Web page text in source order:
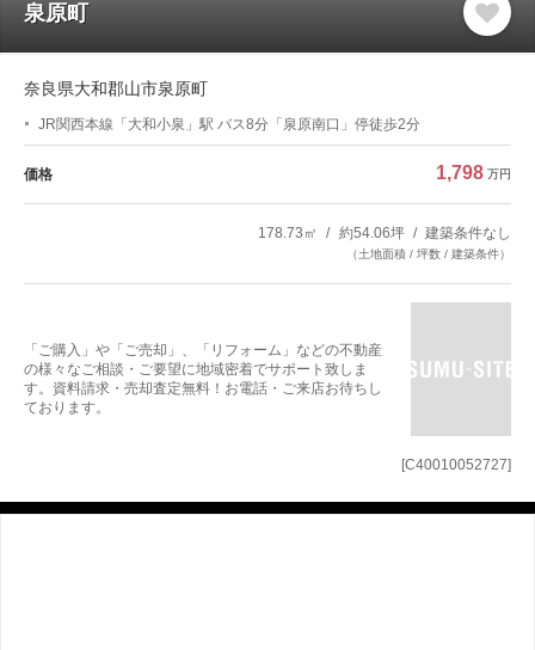
[C40010052727]
泉原町
奈良県大和郡山市泉原町
JR関西本線「大和小泉」駅 バス8分「泉原南口」停徒歩2分
価格 1,798 万円
178.73㎡ 約54.06坪 建築条件なし
（土地面積 / 坪数 / 建築条件）
「ご購入」や「ご売却」、「リフォーム」などの不動産
の様々なご相談・ご要望に地域密着でサポート致しま
す。資料請求・売却査定無料！お電話・ご来店お待ちし
ております。